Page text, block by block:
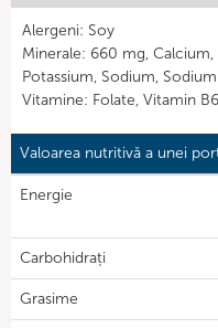
Alergeni: Soy
Minerale: 660 mg,
Potassium, Sodium,
Vitamine: Folate, Vitamin
Valoarea nutritivă a unei
Energie
Carbohidrați
Grasime